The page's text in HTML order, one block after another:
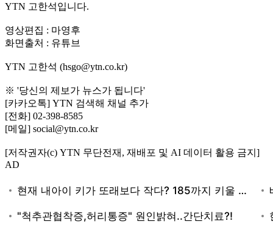
YTN 고한석입니다.
영상편집 : 마영후
화면출처 : 유튜브
YTN 고한석 (hsgo@ytn.co.kr)
※ '당신의 제보가 뉴스가 됩니다'
[카카오톡] YTN 검색해 채널 추가
[전화] 02-398-8585
[메일] social@ytn.co.kr
[저작권자(c) YTN 무단전재, 재배포 및 AI 데이터 활용 금지]
AD